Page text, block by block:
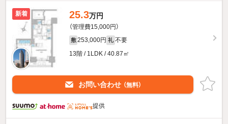
新着 25.3万円
（管理費15,000円）
敷 253,000円 礼 不要
13階 / 1LDK / 40.87㎡
お問い合わせ （無料）
提供